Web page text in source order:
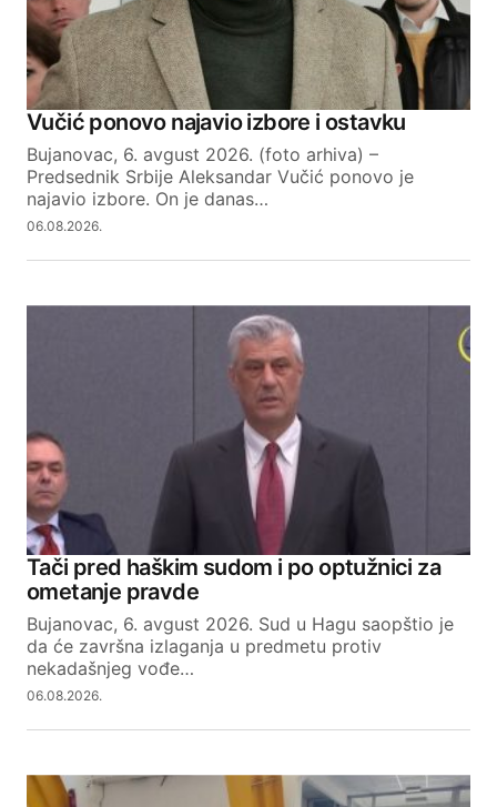
Vučić ponovo najavio izbore i ostavku
Bujanovac, 6. avgust 2026. (foto arhiva) –
Predsednik Srbije Aleksandar Vučić ponovo je
najavio izbore. On je danas…
06.08.2026.
Tači pred haškim sudom i po optužnici za
ometanje pravde
Bujanovac, 6. avgust 2026. Sud u Hagu saopštio je
da će završna izlaganja u predmetu protiv
nekadašnjeg vođe…
06.08.2026.